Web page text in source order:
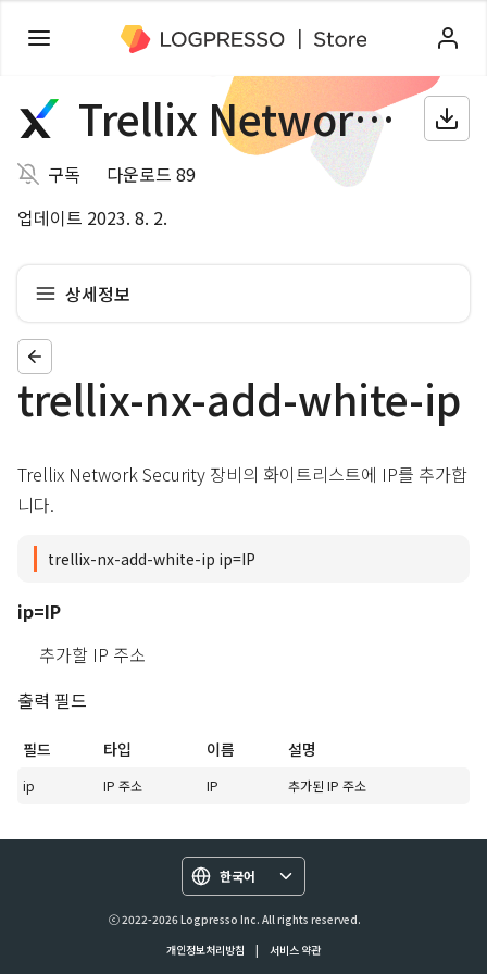
Trellix Network Security
구독
다운로드 89
업데이트 2023. 8. 2.
상세정보
trellix-nx-add-white-ip
Trellix Network Security 장비의 화이트리스트에 IP를 추가합
니다.
trellix-nx-add-white-ip ip=IP
ip=IP
추가할 IP 주소
출력 필드
필드 타입 이름 설명
ip IP 주소 IP 추가된 IP 주소
한국어
ⓒ 2022-2026 Logpresso Inc. All rights reserved.
개인정보처리방침
| 서비스 약관